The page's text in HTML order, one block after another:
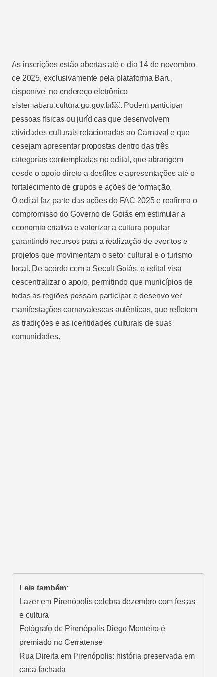
As inscrições estão abertas até o dia 14 de novembro
de 2025, exclusivamente pela plataforma Baru,
disponível no endereço eletrônico
sistemabaru.cultura.go.gov.br￼. Podem participar
pessoas físicas ou jurídicas que desenvolvem
atividades culturais relacionadas ao Carnaval e que
desejam apresentar propostas dentro das três
categorias contempladas no edital, que abrangem
desde o apoio direto a desfiles e apresentações até o
fortalecimento de grupos e ações de formação.
O edital faz parte das ações do FAC 2025 e reafirma o
compromisso do Governo de Goiás em estimular a
economia criativa e valorizar a cultura popular,
garantindo recursos para a realização de eventos e
projetos que movimentam o setor cultural e o turismo
local. De acordo com a Secult Goiás, o edital visa
descentralizar o apoio, permitindo que municípios de
todas as regiões possam participar e desenvolver
manifestações carnavalescas autênticas, que refletem
as tradições e as identidades culturais de suas
comunidades.
Leia também:
Lazer em Pirenópolis celebra dezembro com festas
e cultura
Fotógrafo de Pirenópolis Diego Monteiro é
premiado no Cerratense
Rua Direita em Pirenópolis: história preservada em
cada fachada